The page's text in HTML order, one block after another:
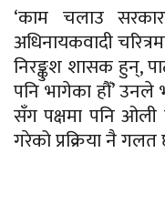
‘काम चलाउ
अधिनायकवादी
निरङ्कुश शासक हुन्,
पनि भागेका हौँ’ उनले
सँग पक्षमा पनि ओली
गरेको प्रक्रिया नै गलत